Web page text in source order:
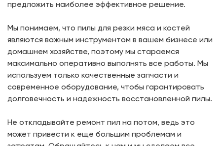
предложить наиболее эффективное решение.
Мы понимаем, что пилы для резки мяса и костей
являются важным инструментом в вашем бизнесе или
домашнем хозяйстве, поэтому мы стараемся
максимально оперативно выполнять все работы. Мы
используем только качественные запчасти и
современное оборудование, чтобы гарантировать
долговечность и надежность восстановленной пилы.
Не откладывайте ремонт пил на потом, ведь это
может привести к еще большим проблемам и